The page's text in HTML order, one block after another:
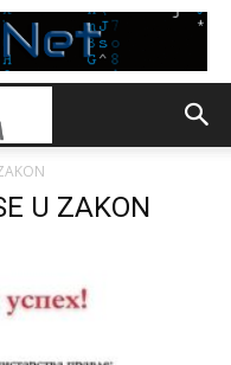
U ZAKON